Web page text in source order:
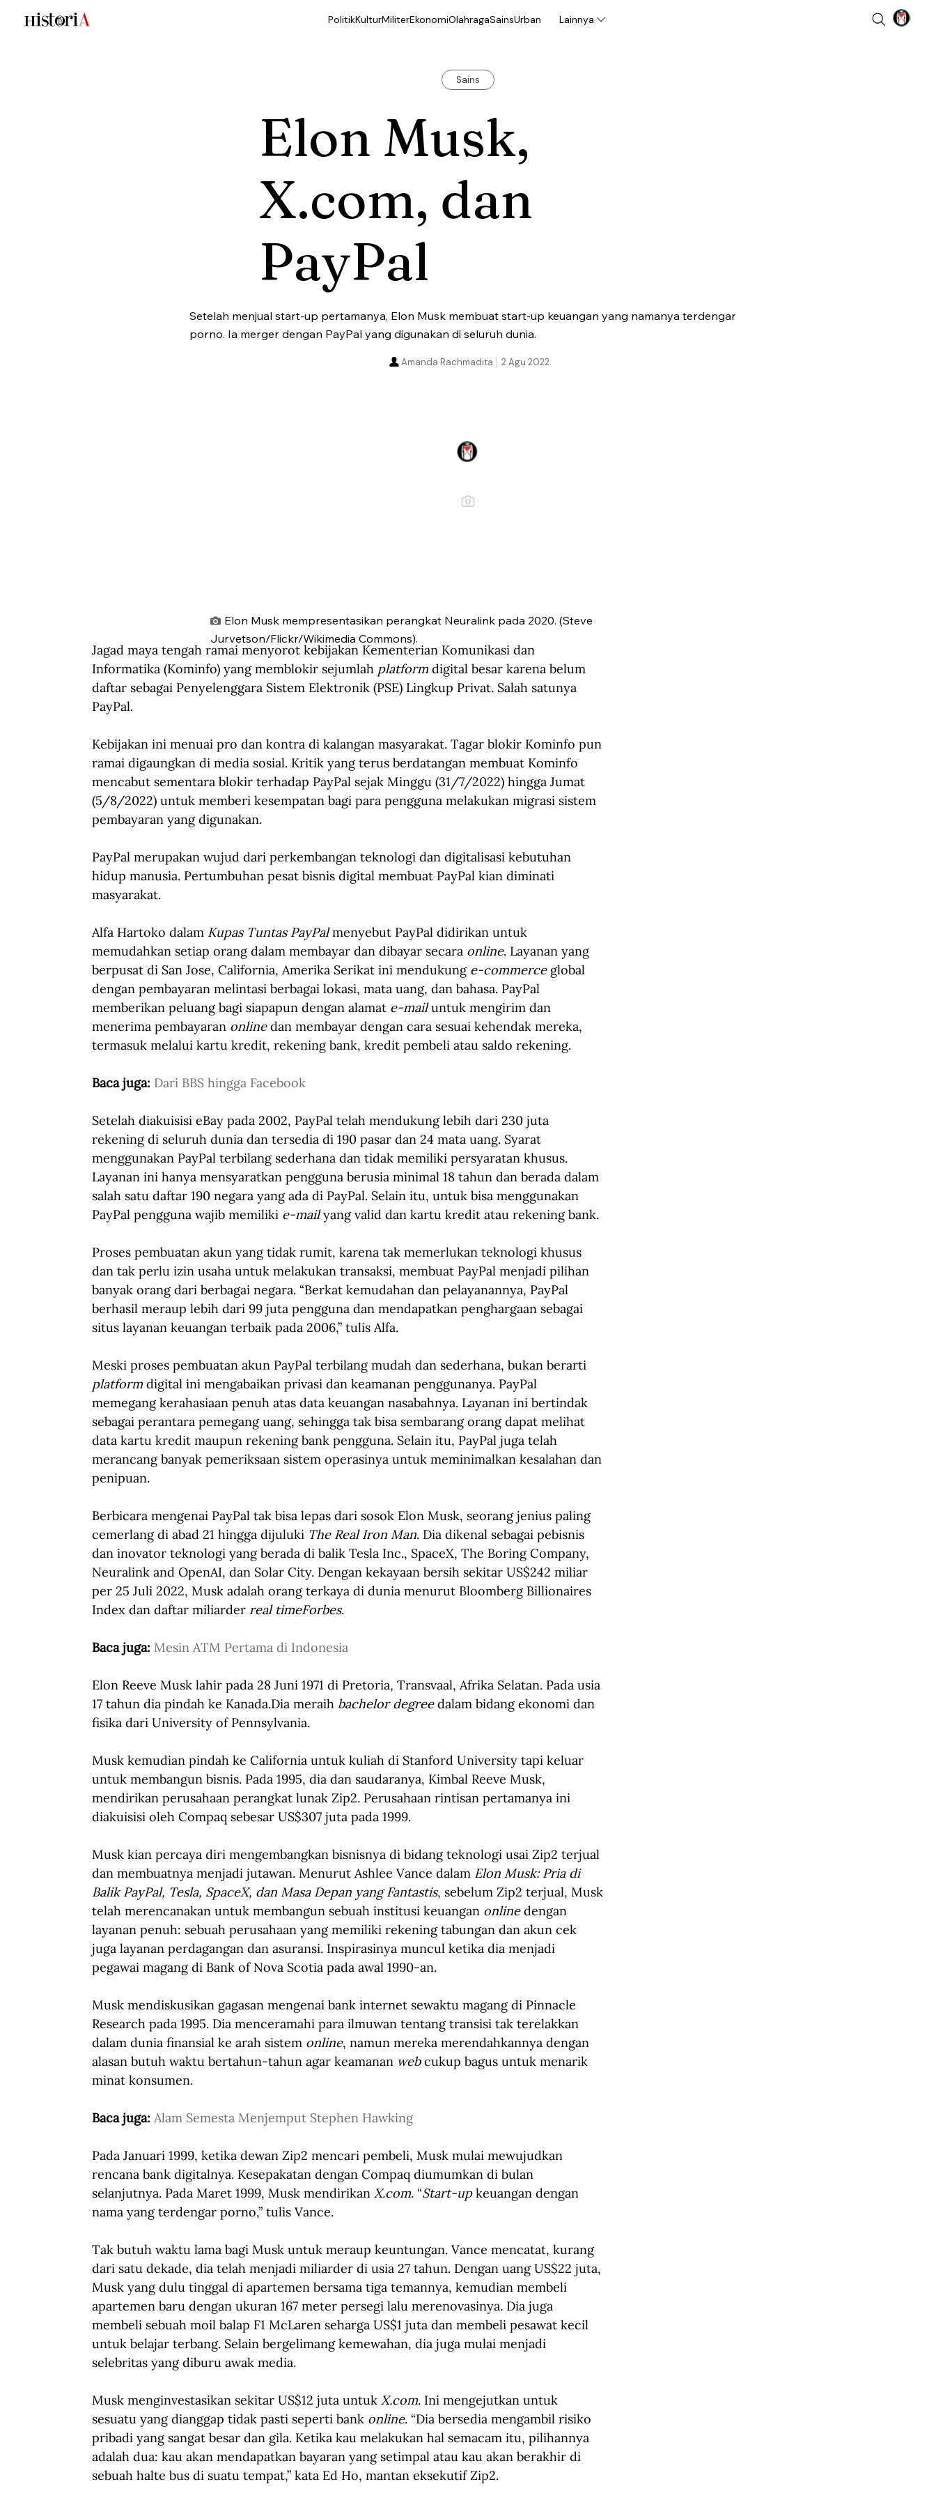
PolitikKulturMiliterEkonomiOlahragaSainsUrban Lainnya
Sains
Elon Musk,
X.com, dan
PayPal
Setelah menjual start-up pertamanya, Elon Musk membuat start-up keuangan yang namanya terdengar
porno. Ia merger dengan PayPal yang digunakan di seluruh dunia.
2 Agu 2022
Amanda Rachmadita
Elon Musk mempresentasikan perangkat Neuralink pada 2020. (Steve
Jurvetson/Flickr/Wikimedia Commons).
Jagad maya tengah ramai menyorot kebijakan Kementerian Komunikasi dan
Informatika (Kominfo) yang memblokir sejumlah platform digital besar karena belum
daftar sebagai Penyelenggara Sistem Elektronik (PSE) Lingkup Privat. Salah satunya
PayPal.
Kebijakan ini menuai pro dan kontra di kalangan masyarakat. Tagar blokir Kominfo pun
ramai digaungkan di media sosial. Kritik yang terus berdatangan membuat Kominfo
mencabut sementara blokir terhadap PayPal sejak Minggu (31/7/2022) hingga Jumat
(5/8/2022) untuk memberi kesempatan bagi para pengguna melakukan migrasi sistem
pembayaran yang digunakan.
PayPal merupakan wujud dari perkembangan teknologi dan digitalisasi kebutuhan
hidup manusia. Pertumbuhan pesat bisnis digital membuat PayPal kian diminati
masyarakat.
Alfa Hartoko dalam Kupas Tuntas PayPal menyebut PayPal didirikan untuk
memudahkan setiap orang dalam membayar dan dibayar secara online. Layanan yang
berpusat di San Jose, California, Amerika Serikat ini mendukung e-commerce global
dengan pembayaran melintasi berbagai lokasi, mata uang, dan bahasa. PayPal
memberikan peluang bagi siapapun dengan alamat e-mail untuk mengirim dan
menerima pembayaran online dan membayar dengan cara sesuai kehendak mereka,
termasuk melalui kartu kredit, rekening bank, kredit pembeli atau saldo rekening.
Baca juga: Dari BBS hingga Facebook
Setelah diakuisisi eBay pada 2002, PayPal telah mendukung lebih dari 230 juta
rekening di seluruh dunia dan tersedia di 190 pasar dan 24 mata uang. Syarat
menggunakan PayPal terbilang sederhana dan tidak memiliki persyaratan khusus.
Layanan ini hanya mensyaratkan pengguna berusia minimal 18 tahun dan berada dalam
salah satu daftar 190 negara yang ada di PayPal. Selain itu, untuk bisa menggunakan
PayPal pengguna wajib memiliki e-mail yang valid dan kartu kredit atau rekening bank.
Proses pembuatan akun yang tidak rumit, karena tak memerlukan teknologi khusus
dan tak perlu izin usaha untuk melakukan transaksi, membuat PayPal menjadi pilihan
banyak orang dari berbagai negara. “Berkat kemudahan dan pelayanannya, PayPal
berhasil meraup lebih dari 99 juta pengguna dan mendapatkan penghargaan sebagai
situs layanan keuangan terbaik pada 2006,” tulis Alfa.
Meski proses pembuatan akun PayPal terbilang mudah dan sederhana, bukan berarti
platform digital ini mengabaikan privasi dan keamanan penggunanya. PayPal
memegang kerahasiaan penuh atas data keuangan nasabahnya. Layanan ini bertindak
sebagai perantara pemegang uang, sehingga tak bisa sembarang orang dapat melihat
data kartu kredit maupun rekening bank pengguna. Selain itu, PayPal juga telah
merancang banyak pemeriksaan sistem operasinya untuk meminimalkan kesalahan dan
penipuan.
Berbicara mengenai PayPal tak bisa lepas dari sosok Elon Musk, seorang jenius paling
cemerlang di abad 21 hingga dijuluki The Real Iron Man. Dia dikenal sebagai pebisnis
dan inovator teknologi yang berada di balik Tesla Inc., SpaceX, The Boring Company,
Neuralink and OpenAI, dan Solar City. Dengan kekayaan bersih sekitar US$242 miliar
per 25 Juli 2022, Musk adalah orang terkaya di dunia menurut Bloomberg Billionaires
Index dan daftar miliarder real timeForbes.
Baca juga: Mesin ATM Pertama di Indonesia
Elon Reeve Musk lahir pada 28 Juni 1971 di Pretoria, Transvaal, Afrika Selatan. Pada usia
17 tahun dia pindah ke Kanada.Dia meraih bachelor degree dalam bidang ekonomi dan
fisika dari University of Pennsylvania.
Musk kemudian pindah ke California untuk kuliah di Stanford University tapi keluar
untuk membangun bisnis. Pada 1995, dia dan saudaranya, Kimbal Reeve Musk,
mendirikan perusahaan perangkat lunak Zip2. Perusahaan rintisan pertamanya ini
diakuisisi oleh Compaq sebesar US$307 juta pada 1999.
Musk kian percaya diri mengembangkan bisnisnya di bidang teknologi usai Zip2 terjual
dan membuatnya menjadi jutawan. Menurut Ashlee Vance dalam Elon Musk: Pria di
Balik PayPal, Tesla, SpaceX, dan Masa Depan yang Fantastis, sebelum Zip2 terjual, Musk
telah merencanakan untuk membangun sebuah institusi keuangan online dengan
layanan penuh: sebuah perusahaan yang memiliki rekening tabungan dan akun cek
juga layanan perdagangan dan asuransi. Inspirasinya muncul ketika dia menjadi
pegawai magang di Bank of Nova Scotia pada awal 1990-an.
Musk mendiskusikan gagasan mengenai bank internet sewaktu magang di Pinnacle
Research pada 1995. Dia menceramahi para ilmuwan tentang transisi tak terelakkan
dalam dunia finansial ke arah sistem online, namun mereka merendahkannya dengan
alasan butuh waktu bertahun-tahun agar keamanan web cukup bagus untuk menarik
minat konsumen.
Baca juga: Alam Semesta Menjemput Stephen Hawking
Pada Januari 1999, ketika dewan Zip2 mencari pembeli, Musk mulai mewujudkan
rencana bank digitalnya. Kesepakatan dengan Compaq diumumkan di bulan
selanjutnya. Pada Maret 1999, Musk mendirikan X.com. “Start-up keuangan dengan
nama yang terdengar porno,” tulis Vance.
Tak butuh waktu lama bagi Musk untuk meraup keuntungan. Vance mencatat, kurang
dari satu dekade, dia telah menjadi miliarder di usia 27 tahun. Dengan uang US$22 juta,
Musk yang dulu tinggal di apartemen bersama tiga temannya, kemudian membeli
apartemen baru dengan ukuran 167 meter persegi lalu merenovasinya. Dia juga
membeli sebuah moil balap F1 McLaren seharga US$1 juta dan membeli pesawat kecil
untuk belajar terbang. Selain bergelimang kemewahan, dia juga mulai menjadi
selebritas yang diburu awak media.
Musk menginvestasikan sekitar US$12 juta untuk X.com. Ini mengejutkan untuk
sesuatu yang dianggap tidak pasti seperti bank online. “Dia bersedia mengambil risiko
pribadi yang sangat besar dan gila. Ketika kau melakukan hal semacam itu, pilihannya
adalah dua: kau akan mendapatkan bayaran yang setimpal atau kau akan berakhir di
sebuah halte bus di suatu tempat,” kata Ed Ho, mantan eksekutif Zip2.